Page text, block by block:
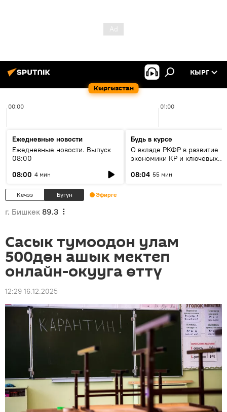
Кыргызстан
КЫРГ
00:00 01:00
Ежедневные новости
Ежедневные новости. Выпуск
08:00
08:00 4 мин
Будь в курсе
О вкладе РКФР в развитие
экономики КР и ключевых
08:04 55 мин
Кечээ Бүгүн Эфирге
г. Бишкек 89.3
Сасык тумоодон улам
500дөн ашык мектеп
онлайн-окууга өттү
12:29 16.12.2025